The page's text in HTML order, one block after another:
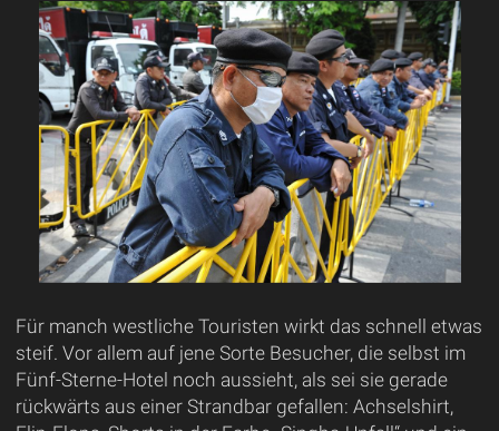
Für manch westliche Touristen wirkt das schnell etwas
steif. Vor allem auf jene Sorte Besucher, die selbst im
Fünf-Sterne-Hotel noch aussieht, als sei sie gerade
rückwärts aus einer Strandbar gefallen: Achselshirt,